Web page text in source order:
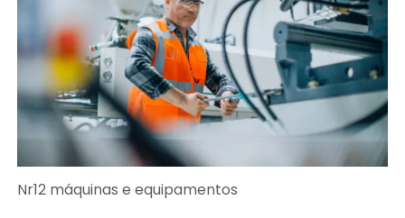
Nr12 máquinas e equipamentos